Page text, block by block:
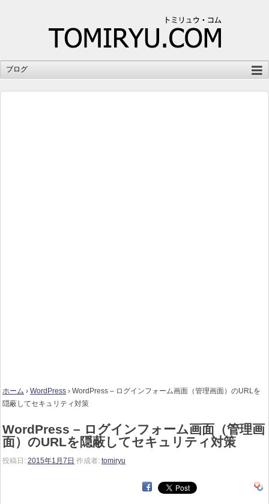
ホーム › WordPress › WordPress – ログインフォーム画面（管理画面）のURLを
隠蔽してセキュリティ対策
WordPress – ログインフォーム画面（管理画
面）のURLを隠蔽してセキュリティ対策
投稿日: 2015年1月7日 作成者: tomiryu